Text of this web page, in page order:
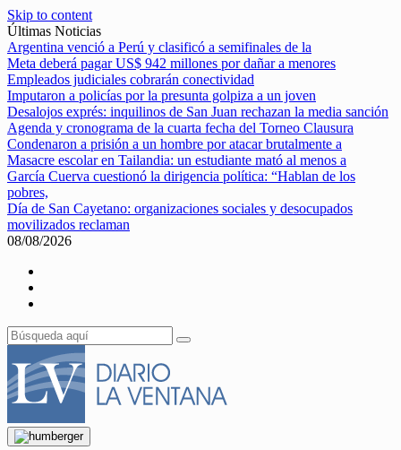
Skip to content
Últimas Noticias
Argentina venció a Perú y clasificó a semifinales de la
Meta deberá pagar US$ 942 millones por dañar a menores
Empleados judiciales cobrarán conectividad
Imputaron a policías por la presunta golpiza a un joven
Desalojos exprés: inquilinos de San Juan rechazan la media sanción
Agenda y cronograma de la cuarta fecha del Torneo Clausura
Condenaron a prisión a un hombre por atacar brutalmente a
Masacre escolar en Tailandia: un estudiante mató al menos a
García Cuerva cuestionó la dirigencia política: “Hablan de los
pobres,
Día de San Cayetano: organizaciones sociales y desocupados
movilizados reclaman
08/08/2026